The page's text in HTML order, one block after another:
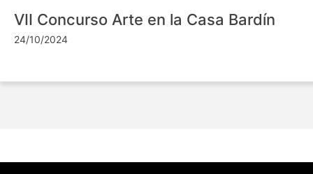
VII Concurso Arte en la Casa Bardín
24/10/2024